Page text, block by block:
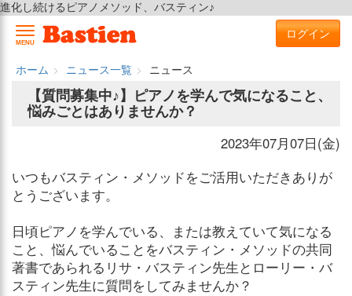
進化し続けるピアノメソッド、バスティン♪
MENU
ログイン
ホーム ニュース一覧
ニュース
【質問募集中♪】ピアノを学んで気になること、
悩みごとはありませんか？
2023年07月07日(金)
いつもバスティン・メソッドをご活用いただきありが
とうございます。
日頃ピアノを学んでいる、または教えていて気になる
こと、悩んでいることをバスティン・メソッドの共同
著書であられるリサ・バスティン先生とローリー・バ
スティン先生に質問をしてみませんか？